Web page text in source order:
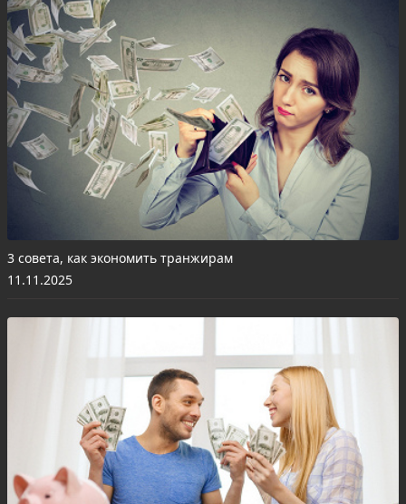
3 совета, как экономить транжирам
11.11.2025